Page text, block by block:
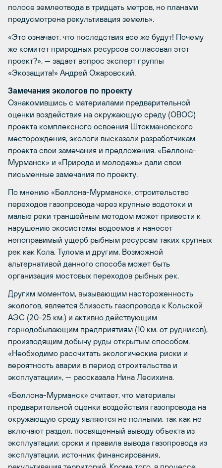
полосе землеотвода в тридцать метров, но планами
предусмотрена рекультивация земель».
«Это означает, что последствия все же будут! Почему
же комитет природных ресурсов согласовал этот
проект?», — задает вопрос эксперт группы
«Экозащита!» Андрей Ожаровский.
Замечания экологов по проекту
Ознакомившись с материалами предварительной
оценки воздействия на окружающую среду (ОВОС)
проекта комплексного освоения Штокмановского
месторождения, экологи высказали разработчикам
проекта свои замечания и предложения. «Беллона-
Мурманск» и «Природа и молодежь» дали свои
письменные замечания по проекту.
По мнению «Беллона-Мурманск», строительство
переходов газопровода через крупные водотоки и
малые реки траншейным методом может привести к
нарушению экосистемы водоемов и нанесет
непоправимый ущерб рыбным ресурсам таких крупных
рек как Кола, Тулома и другим. Возможной
альтернативой данного способа может быть
организация мостовых переходов рыбных рек.
Другим моментом, вызывающим настороженность
экологов, является близость газопровода к Кольской
АЭС (20-25 км.) и активно действующим
горнодобывающим предприятиям (10 км. от рудников),
производящим добычу руды открытым способом.
«Необходимо рассчитать экологические риски и
вероятность аварии в период строительства и
эксплуатации», — рассказала Нина Лесихина.
«Беллона-Мурманск» считает, что материалы
предварительной оценки воздействия газопровода на
окружающую среду являются не полными, так как не
включают раздел, посвященный выводу объекта из
эксплуатации: сроки и правила вывода газопровода из
эксплуатации, источник финансирования,